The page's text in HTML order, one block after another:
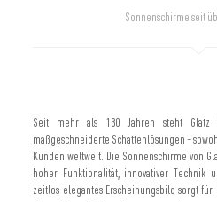
Sonnenschirme seit
Seit mehr als 130 Jahren steht Glatz
maßgeschneiderte Schattenlösungen –
Kunden weltweit. Die Sonnenschirme von
hoher Funktionalität, innovativer Technik
zeitlos-elegantes Erscheinungsbild sorgt